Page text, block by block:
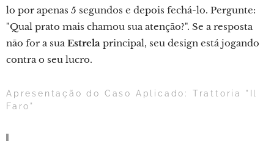
lo por apenas 5 segundos e depois fechá-lo. Pergunte:
"Qual prato mais chamou sua atenção?". Se a resposta
não for a suaEstrela principal, seu design está jogando
contra o seu lucro.
Apresentação do Caso Aplicado: Trattoria "Il
Faro"